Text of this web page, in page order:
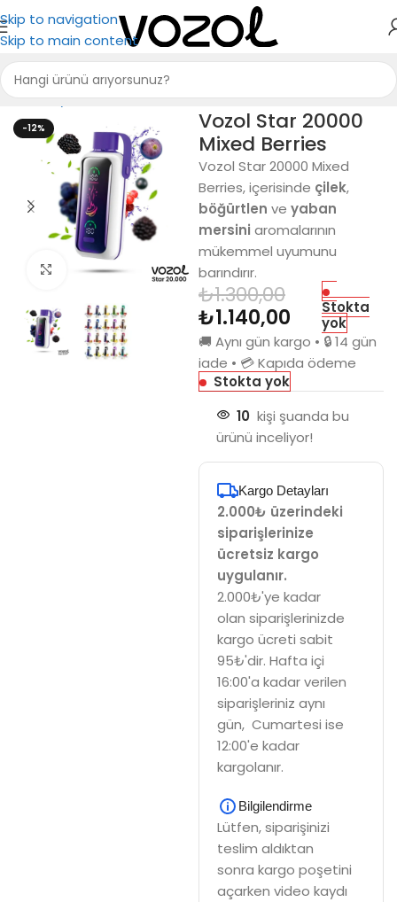
Skip to navigation
Skip to main content
Ana Sayfa Puff Bar
-12%
Büyütmek için tıkla
Vozol Star 20000
Mixed Berries
Vozol Star 20000 Mixed
Berries, içerisinde çilek,
böğürtlen ve yaban
mersini aromalarının
mükemmel uyumunu
barındırır.
₺1.300,00
₺1.140,00
Stokta
yok
🚚 Aynı gün kargo • 🔒 14 gün
iade • 💳 Kapıda ödeme
Stokta yok
10 kişi şuanda bu
ürünü inceliyor!
Kargo Detayları
2.000₺ üzerindeki
siparişlerinize
ücretsiz kargo
uygulanır.
2.000₺'ye kadar
olan siparişlerinizde
kargo ücreti sabit
95₺'dir. Hafta içi
16:00'a kadar verilen
siparişleriniz aynı
gün, Cumartesi ise
12:00'e kadar
kargolanır.
Bilgilendirme
Lütfen, siparişinizi
teslim aldıktan
sonra kargo poşetini
açarken video kaydı